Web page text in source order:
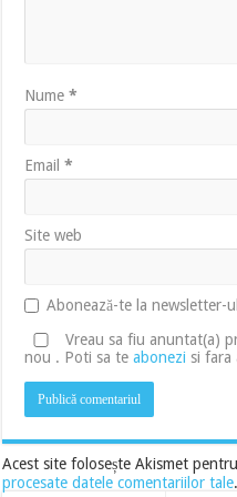
Nume*
Email*
Site web
Abonează-te la newsletter-
Vreau sa fiu anuntat(a)
nou . Poti sa teabonezi si fara
Acest site folosește Akismet
procesate datele comentariilor tale.